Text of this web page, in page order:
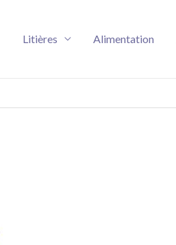
Litières Alimentation